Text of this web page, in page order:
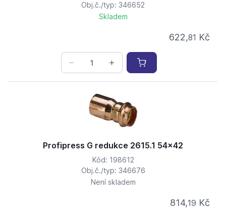
Obj.č./typ: 346652
Skladem
622,81 Kč
Profipress G redukce 2615.1 54x42
Kód: 198612
Obj.č./typ: 346676
Není skladem
814,19 Kč